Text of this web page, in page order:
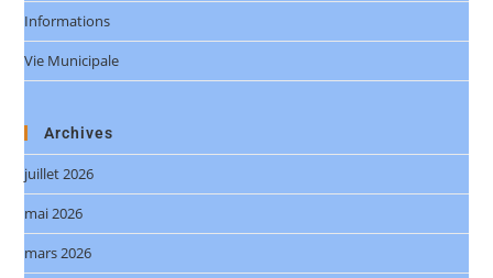
Informations
Vie Municipale
Archives
juillet 2026
mai 2026
mars 2026